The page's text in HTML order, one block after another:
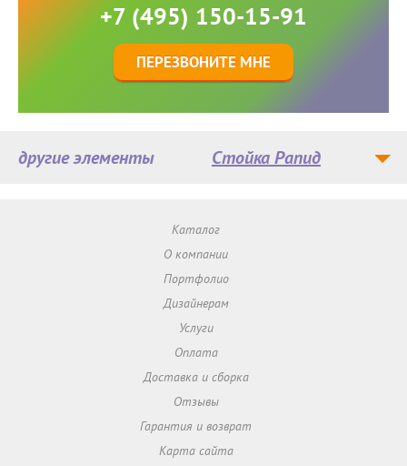
+7 (495) 150-15-91
ПЕРЕЗВОНИТЕ МНЕ
другие элементы Стойка Рапид
Каталог
О компании
Портфолио
Дизайнерам
Услуги
Оплата
Доставка и сборка
Отзывы
Гарантия и возврат
Карта сайта